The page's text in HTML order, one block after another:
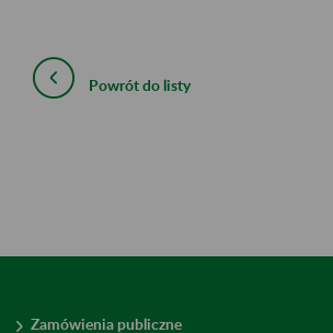
Powrót do listy
Zamówienia publiczne